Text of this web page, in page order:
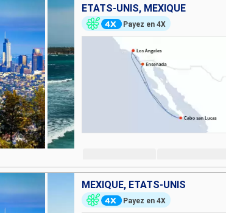
ÉTATS-UNIS, MEXIQUE
Payez en 4X
MEXIQUE, ÉTATS-UNIS
Payez en 4X